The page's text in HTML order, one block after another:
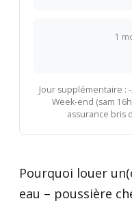
1
Jour supplémentaire :
Week-end (sam
assurance bris
Pourquoi louer
eau – poussière